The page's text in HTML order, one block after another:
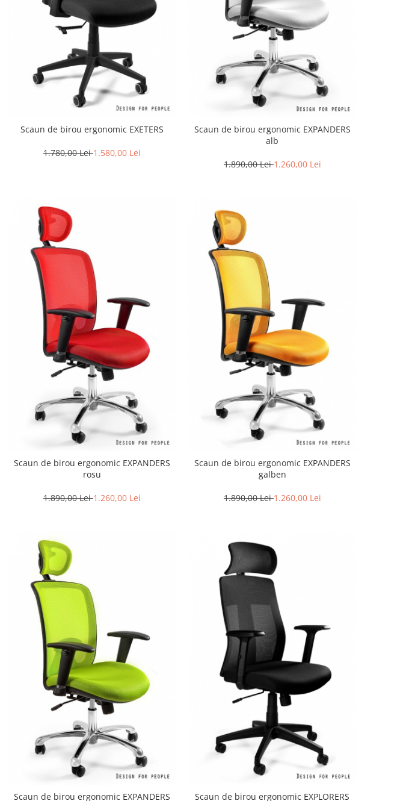
Scaun de birou ergonomic EXETERS
1.780,00 Lei1.580,00 Lei
Scaun de birou ergonomic EXPANDERS
alb
1.890,00 Lei1.260,00 Lei
Scaun de birou ergonomic EXPANDERS
rosu
1.890,00 Lei1.260,00 Lei
Scaun de birou ergonomic EXPANDERS
galben
1.890,00 Lei1.260,00 Lei
Scaun de birou ergonomic EXPANDERS Scaun de birou ergonomic EXPLORERS